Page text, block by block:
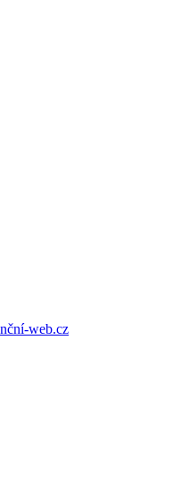
web.cz